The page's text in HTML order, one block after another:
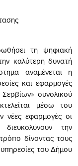
τη ψηφιακή
καλύτερη δυνατή
αναμένεται η
και εφαρμογές
συνολικού
μέσω του
εφαρμογές οι
την
δίνοντας τους
του Δήμου